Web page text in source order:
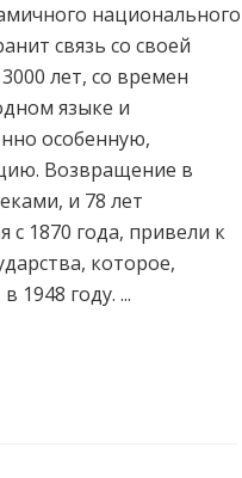
национального
связь со своей
лет, со времен
языке и
особенную,
Возвращение в
и 78 лет
с 1870 года, привели к
которое,
1948 году. ...